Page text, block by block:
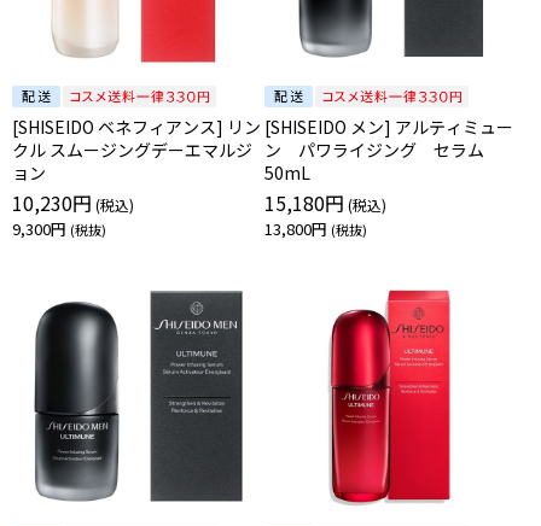
[SHISEIDO ベネフィアンス] リン
クル スムージングデーエマルジ
ョン
10,230円
9,300円
[SHISEIDO メン] アルティミュー
ン パワライジング セラム
50mL
15,180円
13,800円